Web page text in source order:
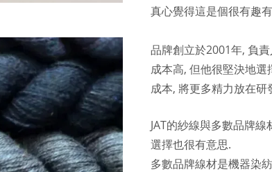
真心覺得這是個很有趣
品牌創立於2001年, 負
成本高, 但他很堅決地
成本, 將更多精力放在研
JAT的紗線與多數品牌
選擇也很有意思.
多數品牌線材是機器染